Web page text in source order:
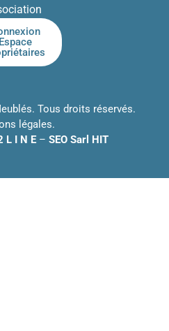
Espace
Tous droits réservés.
légales.
L I N E – SEO Sarl HIT